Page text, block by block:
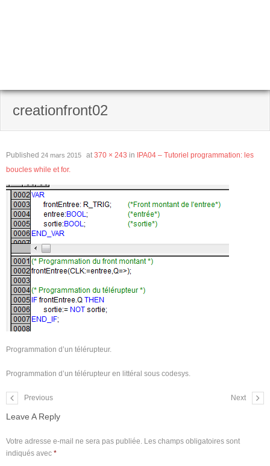
creationfront02
Published 24 mars 2015 at 370 × 243 in
IPA04 – Tutoriel programmation: les
boucles while et for.
Programmation d’un télérupteur.
Programmation d’un télérupteur en littéral sous codesys.
Previous Next
Leave A Reply
Votre adresse e-mail ne sera pas publiée. Les champs obligatoires sont
indiqués avec *